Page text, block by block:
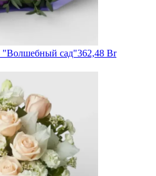
"Волшебный сад"362,48 Br